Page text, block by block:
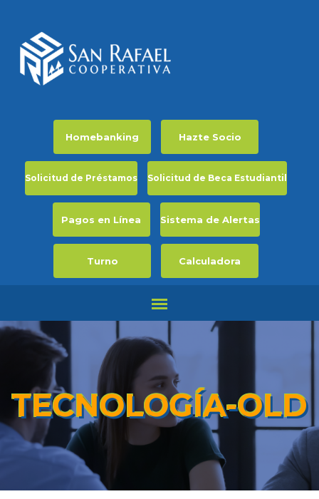
Homebanking Hazte Socio
Solicitud de Préstamos Solicitud de Beca Estudiantil
Pagos en Línea Sistema de Alertas
Turno Calculadora
TECNOLOGÍA-OLD